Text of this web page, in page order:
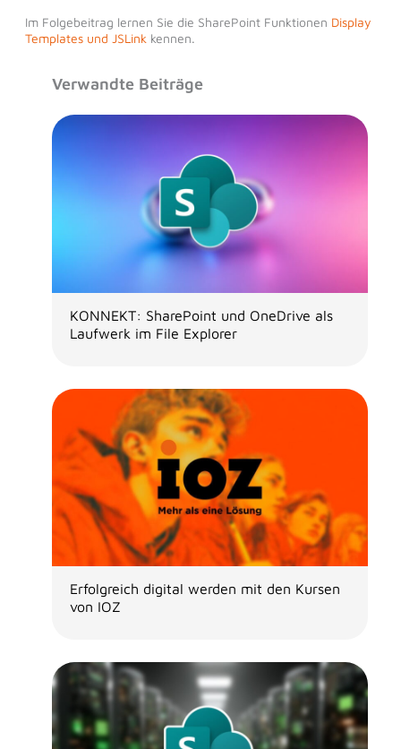
Im Folgebeitrag lernen Sie die SharePoint Funktionen Display
Templates und JSLink kennen.
Verwandte Beiträge
KONNEKT: SharePoint und OneDrive als
Laufwerk im File Explorer
Erfolgreich digital werden mit den Kursen
von IOZ